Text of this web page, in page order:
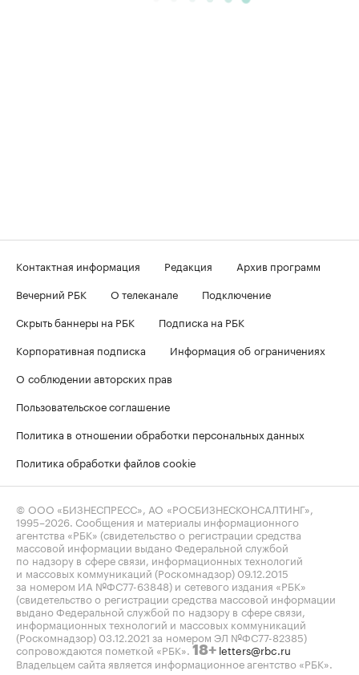
Контактная информация Редакция
Архив программ
Вечерний РБК
О телеканале
Подключение
Скрыть баннеры на РБК
Подписка на РБК
Корпоративная подписка
Информация об ограничениях
О соблюдении авторских прав
Пользовательское соглашение
Политика в отношении обработки персональных данных
Политика обработки файлов cookie
© ООО «БИЗНЕСПРЕСС», АО «РОСБИЗНЕСКОНСАЛТИНГ»,
1995–2026 . Сообщения и материалы информационного
агентства «РБК» (свидетельство о регистрации средства
массовой информации выдано Федеральной службой
по надзору в сфере связи, информационных технологий
и массовых коммуникаций (Роскомнадзор) 09.12.2015
за номером ИА №ФС77-63848) и сетевого издания «РБК»
(свидетельство о регистрации средства массовой информации
выдано Федеральной службой по надзору в сфере связи,
информационных технологий и массовых коммуникаций
(Роскомнадзор) 03.12.2021 за номером ЭЛ №ФС77-82385)
сопровождаются пометкой «РБК». 18+ letters@rbc.ru
Владельцем сайта является информационное агентство «РБК».